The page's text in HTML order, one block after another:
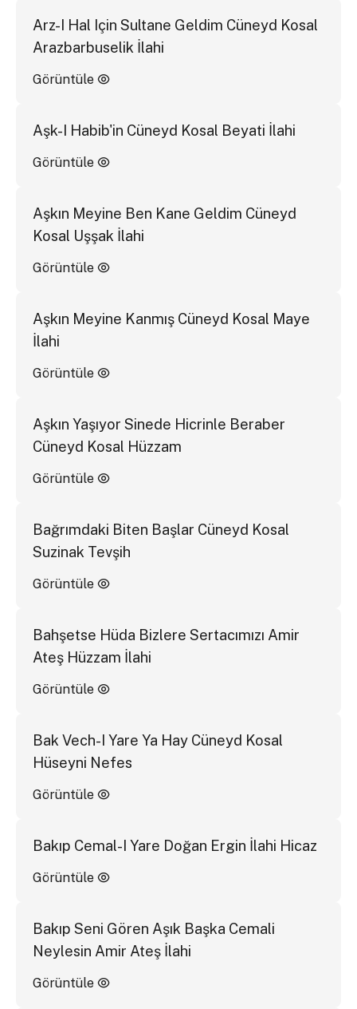
Arz-I Hal Için Sultane Geldim Cüneyd Kosal
Arazbarbuselik İlahi
Görüntüle
Aşk-I Habib'in Cüneyd Kosal Beyati İlahi
Görüntüle
Aşkın Meyine Ben Kane Geldim Cüneyd
Kosal Uşşak İlahi
Görüntüle
Aşkın Meyine Kanmış Cüneyd Kosal Maye
İlahi
Görüntüle
Aşkın Yaşıyor Sinede Hicrinle Beraber
Cüneyd Kosal Hüzzam
Görüntüle
Bağrımdaki Biten Başlar Cüneyd Kosal
Suzinak Tevşih
Görüntüle
Bahşetse Hüda Bizlere Sertacımızı Amir
Ateş Hüzzam İlahi
Görüntüle
Bak Vech-I Yare Ya Hay Cüneyd Kosal
Hüseyni Nefes
Görüntüle
Bakıp Cemal-I Yare Doğan Ergin İlahi Hicaz
Görüntüle
Bakıp Seni Gören Aşık Başka Cemali
Neylesin Amir Ateş İlahi
Görüntüle